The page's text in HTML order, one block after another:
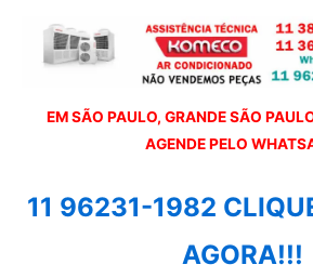
EM SÃO PAULO, GRANDE SÃO
AGENDE PELO
11 96231-1982
AGORA!!!